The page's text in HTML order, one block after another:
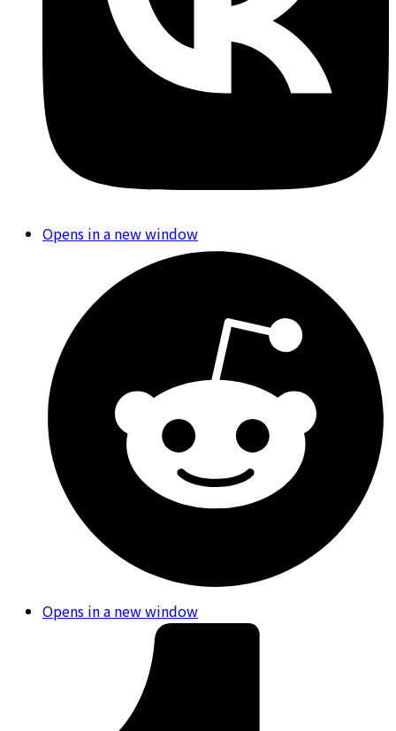
Opens in a new window
Opens in a new window